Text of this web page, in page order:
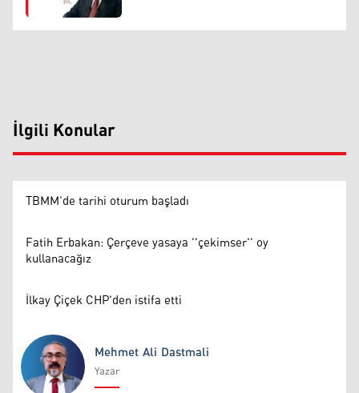
İlgili Konular
TBMM’de tarihi oturum başladı
Fatih Erbakan: Çerçeve yasaya ''çekimser'' oy
kullanacağız
İlkay Çiçek CHP'den istifa etti
Mehmet Ali Dastmali
Yazar